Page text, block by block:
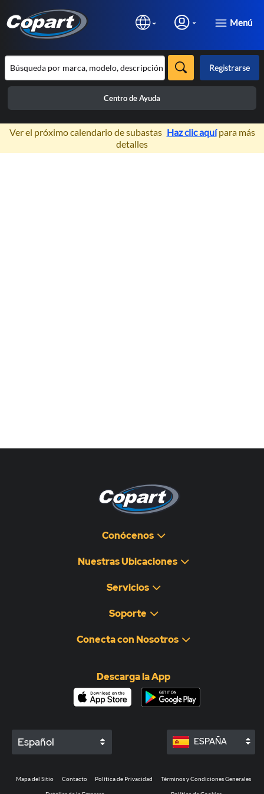
Menú
Registrarse
Centro de Ayuda
×
Ver el próximo calendario de subastas Haz clic aquípara más
detalles
Conócenos
Nuestras Ubicaciones
Servicios
Soporte
Conecta con Nosotros
Descarga la App
Español ESPAÑA
Mapa del Sitio Contacto Política de Privacidad Términos y Condiciones Generales